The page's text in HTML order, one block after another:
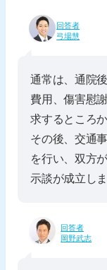
回答者
弓場慧
通常は、通院
費用、傷害慰
求するところ
その後、交通
を行い、双方
示談が成立しま
回答者
岡野武志